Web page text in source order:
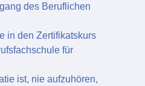
des Beruflichen
in den Zertifikatskurs
für
ist, nie aufzuhören,